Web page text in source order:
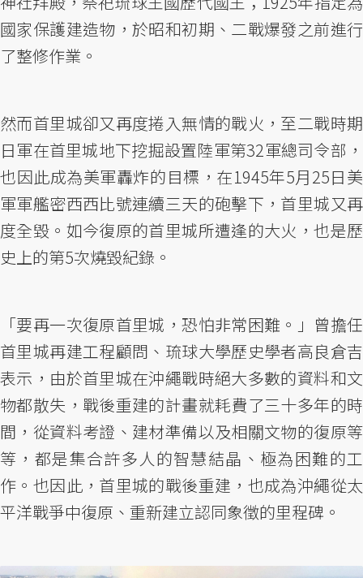
國家保護建造物，於昭和初期、二戰爆發之前進行
了整修作業。
然而首里城卻又再度捲入無情的戰火，至二戰時期
日軍在首里城地下挖掘設置陸軍第32軍總司令部，
也因此成為美軍轟炸的目標，在1945年5月25日美
軍軍艦密西西比號連續三天的砲擊下，首里城又再
度全毀。如今復原的首里城所遭逢的大火，也是歷
史上的第5次燒毀紀錄。
「要再一次復原首里城，恐怕非常困難。」曾擔任
首里城再建工程顧問、琉球大學歷史學者高良倉吉
表示，由於首里城在沖繩戰時絕大多數的資料和文
物都散失，戰後重建的計畫就耗費了三十多年的時
間，從資料考證、建材準備以及相關文物的復原等
等，都是集合許多人的智慧結晶、極為困難的工
作。也因此，首里城的戰後重建，也成為沖繩從太
平洋戰爭中復原、重新建立認同象徵的里程碑。